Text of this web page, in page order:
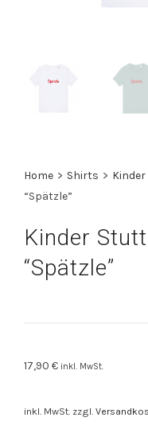
Home > Shirts > Kinder
“Spätzle”
Kinder
“Spätzle”
17,90 € inkl. MwSt.
inkl. MwSt. zzgl.